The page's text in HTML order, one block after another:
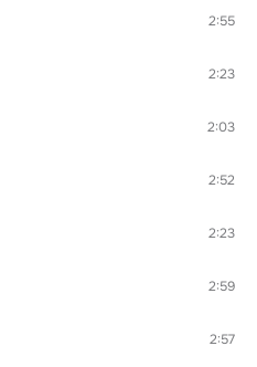
2:55
2:23
2:03
2:52
2:23
2:59
2:57